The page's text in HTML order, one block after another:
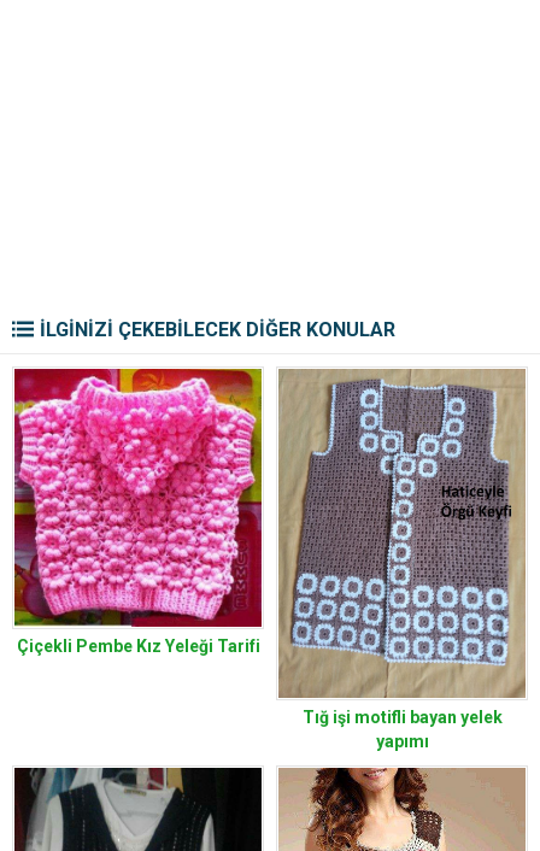
İLGİNİZİ ÇEKEBİLECEK DİĞER KONULAR
Çiçekli Pembe Kız Yeleği Tarifi
Tığ işi motifli bayan yelek
yapımı